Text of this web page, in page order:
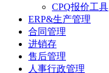
CPQ报价工具
ERP&生产管理
合同管理
进销存
售后管理
人事行政管理